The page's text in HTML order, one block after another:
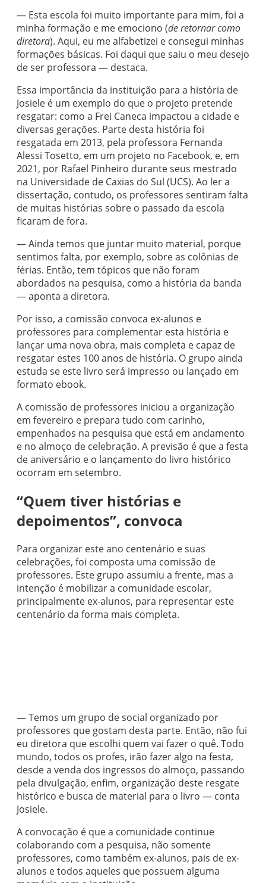
— Esta escola foi muito importante para mim, foi a
minha formação e me emociono (de retornar como
diretora). Aqui, eu me alfabetizei e consegui minhas
formações básicas. Foi daqui que saiu o meu desejo
de ser professora — destaca.
Essa importância da instituição para a história de
Josiele é um exemplo do que o projeto pretende
resgatar: como a Frei Caneca impactou a cidade e
diversas gerações. Parte desta história foi
resgatada em 2013, pela professora Fernanda
Alessi Tosetto, em um projeto no Facebook, e, em
2021, por Rafael Pinheiro durante seus mestrado
na Universidade de Caxias do Sul (UCS). Ao ler a
dissertação, contudo, os professores sentiram falta
de muitas histórias sobre o passado da escola
ficaram de fora.
— Ainda temos que juntar muito material, porque
sentimos falta, por exemplo, sobre as colônias de
férias. Então, tem tópicos que não foram
abordados na pesquisa, como a história da banda
— aponta a diretora.
Por isso, a comissão convoca ex-alunos e
professores para complementar esta história e
lançar uma nova obra, mais completa e capaz de
resgatar estes 100 anos de história. O grupo ainda
estuda se este livro será impresso ou lançado em
formato ebook.
A comissão de professores iniciou a organização
em fevereiro e prepara tudo com carinho,
empenhados na pesquisa que está em andamento
e no almoço de celebração. A previsão é que a festa
de aniversário e o lançamento do livro histórico
ocorram em setembro.
“Quem tiver histórias e
depoimentos”, convoca
Para organizar este ano centenário e suas
celebrações, foi composta uma comissão de
professores. Este grupo assumiu a frente, mas a
intenção é mobilizar a comunidade escolar,
principalmente ex-alunos, para representar este
centenário da forma mais completa.
— Temos um grupo de social organizado por
professores que gostam desta parte. Então, não fui
eu diretora que escolhi quem vai fazer o quê. Todo
mundo, todos os profes, irão fazer algo na festa,
desde a venda dos ingressos do almoço, passando
pela divulgação, enfim, organização deste resgate
histórico e busca de material para o livro — conta
Josiele.
A convocação é que a comunidade continue
colaborando com a pesquisa, não somente
professores, como também ex-alunos, pais de ex-
alunos e todos aqueles que possuem alguma